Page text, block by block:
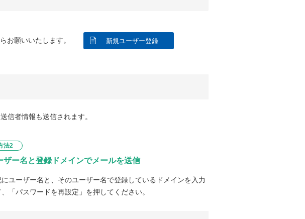
お願いいたします。 新規ユーザー登録
信者情報も送信されます。
法2
ザー名と登録ドメインでメールを送信
ユーザー名と、そのユーザー名で登録しているドメインを入力
、「パスワードを再設定」を押してください。